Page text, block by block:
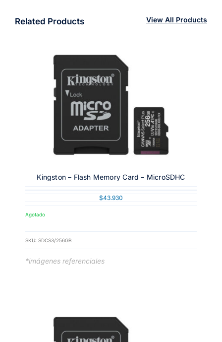
Related Products View All Products
Kingston – Flash Memory Card – MicroSDHC
$43.930
Agotado
SKU: SDCS3/256GB
*imágenes referenciales